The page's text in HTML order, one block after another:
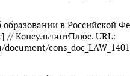
в Российской
// КонсультантПлюс. URL: